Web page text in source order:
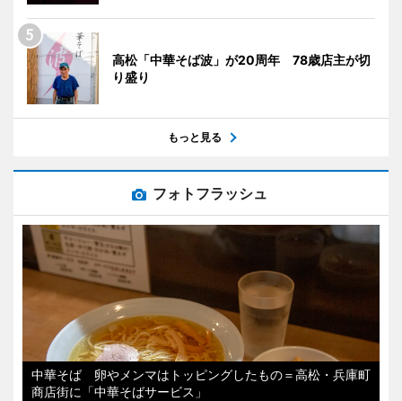
高松「中華そば波」が20周年 78歳店主が切
り盛り
もっと見る
フォトフラッシュ
中華そば 卵やメンマはトッピングしたもの＝高松・兵庫町
商店街に「中華そばサービス」